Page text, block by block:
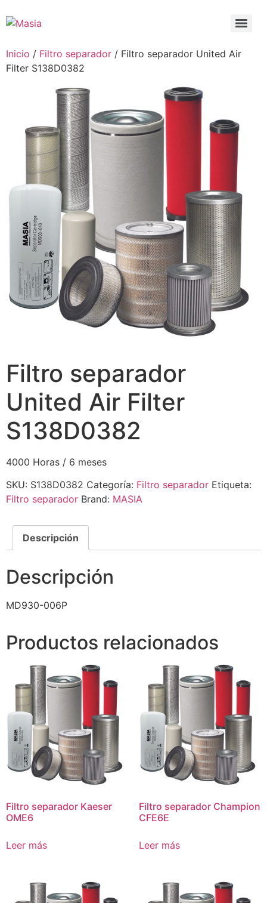
Inicio / Filtro separador / Filtro separador United Air
Filter S138D0382
Filtro separador
United Air Filter
S138D0382
4000 Horas / 6 meses
SKU: S138D0382 Categoría: Filtro separador Etiqueta:
Filtro separador Brand: MASIA
Descripción
Descripción
MD930-006P
Productos relacionados
Filtro separador Kaeser
OME6
Leer más
Filtro separador Champion
CFE6E
Leer más